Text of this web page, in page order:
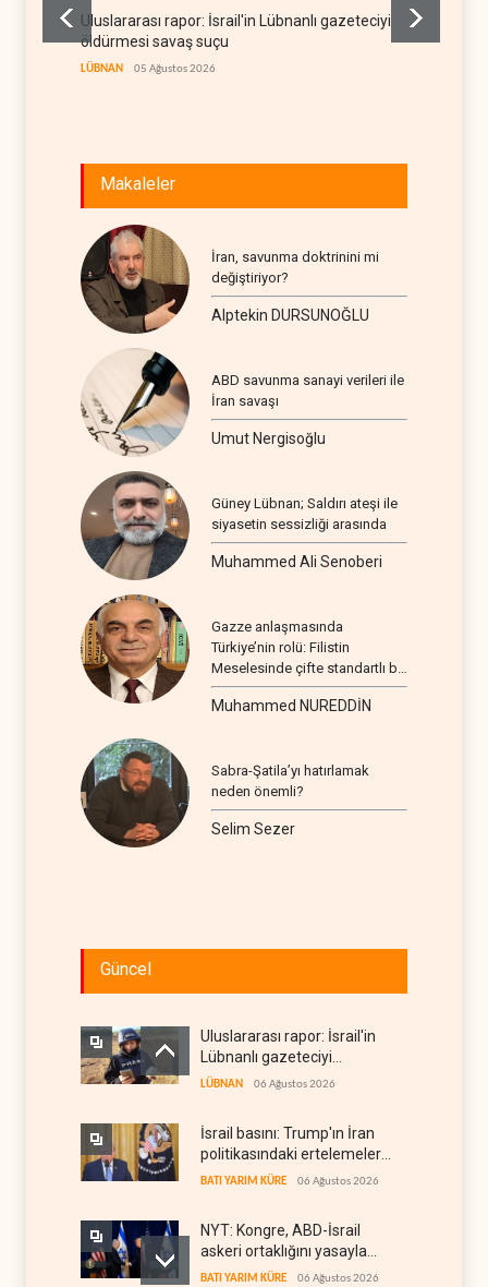
Uluslararası rapor: İsrail'in Lübnanlı gazeteciyi
öldürmesi savaş suçu
LÜBNAN 05 Ağustos 2026
Makaleler
İran, savunma doktrinini mi
değiştiriyor?
Alptekin DURSUNOĞLU
ABD savunma sanayi verileri ile
İran savaşı
Umut Nergisoğlu
Güney Lübnan; Saldırı ateşi ile
siyasetin sessizliği arasında
Muhammed Ali Senoberi
Gazze anlaşmasında
Türkiye’nin rolü: Filistin
Meselesinde çifte standartlı bir
seyir
Muhammed NUREDDİN
Sabra-Şatila’yı hatırlamak
neden önemli?
Selim Sezer
Güncel
Uluslararası rapor: İsrail'in
Lübnanlı gazeteciyi
öldürmesi savaş suçu
LÜBNAN 06 Ağustos 2026
İsrail basını: Trump'ın İran
politikasındaki ertelemeler
ABD seçimlerini riske atıyor
BATI YARIM KÜRE 06 Ağustos 2026
NYT: Kongre, ABD-İsrail
askeri ortaklığını yasayla
kalıcılaştırıyor
BATI YARIM KÜRE 06 Ağustos 2026